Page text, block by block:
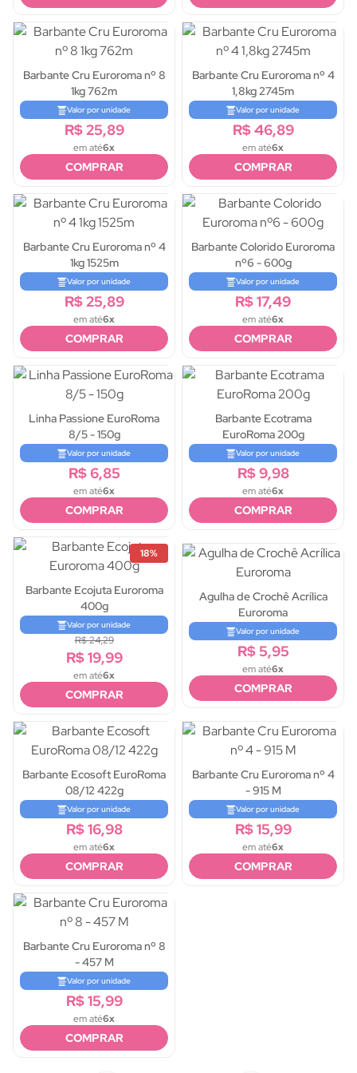
Barbante Cru Euroroma nº 8
1kg 762m
Valor por unidade
R$ 25,89
em até6x
COMPRAR
Barbante Cru Euroroma nº 4
1,8kg 2745m
Valor por unidade
R$ 46,89
em até6x
COMPRAR
Barbante Cru Euroroma nº 4
1kg 1525m
Valor por unidade
R$ 25,89
em até6x
COMPRAR
Barbante Colorido Euroroma
nº6 - 600g
Valor por unidade
R$ 17,49
em até6x
COMPRAR
Linha Passione EuroRoma
8/5 - 150g
Valor por unidade
R$ 6,85
em até6x
COMPRAR
Barbante Ecotrama
EuroRoma 200g
Valor por unidade
R$ 9,98
em até6x
COMPRAR
18%
Barbante Ecojuta Euroroma
400g
Valor por unidade
R$ 24,29
R$ 19,99
em até6x
COMPRAR
Agulha de Crochê Acrílica
Euroroma
Valor por unidade
R$ 5,95
em até6x
COMPRAR
Barbante Ecosoft EuroRoma
08/12 422g
Valor por unidade
R$ 16,98
em até6x
COMPRAR
Barbante Cru Euroroma nº 4
- 915 M
Valor por unidade
R$ 15,99
em até6x
COMPRAR
Barbante Cru Euroroma nº 8
- 457 M
Valor por unidade
R$ 15,99
em até6x
COMPRAR